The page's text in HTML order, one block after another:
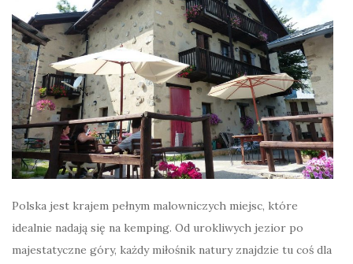
Polska jest krajem pełnym malowniczych miejsc, które
idealnie nadają się na kemping. Od urokliwych jezior po
majestatyczne góry, każdy miłośnik natury znajdzie tu coś dla